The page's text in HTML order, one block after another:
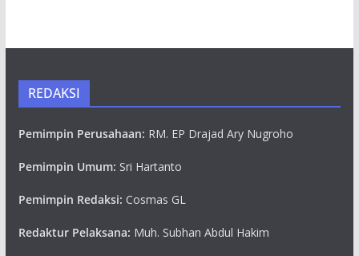
REDAKSI
Pemimpin Perusahaan: RM. EP Drajad Ary Nugroho
Pemimpin Umum: Sri Hartanto
Pemimpin Redaksi: Cosmas GL
Redaktur Pelaksana: Muh. Subhan Abdul Hakim